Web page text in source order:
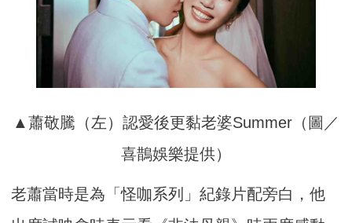
▲蕭敬騰（左）認愛後更黏老婆Summer（圖／
喜鵲娛樂提供）
老蕭當時是為「怪咖系列」紀錄片配旁白，他